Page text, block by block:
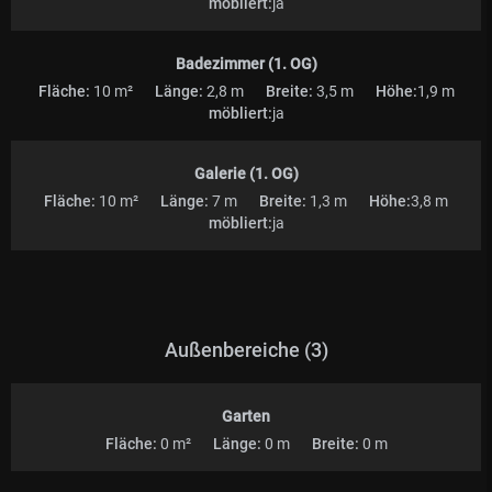
Badezimmer (1. OG)
Fläche: 10 m² Länge: 2,8 m Breite: 3,5 m Höhe:1,9 m
möbliert:ja
Galerie (1. OG)
Fläche: 10 m² Länge: 7 m Breite: 1,3 m Höhe:3,8 m
möbliert:ja
Außenbereiche (3)
Garten
Fläche: 0 m² Länge: 0 m Breite: 0 m